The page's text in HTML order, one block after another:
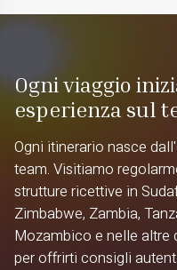
Ogni viaggio
esperienza sul
Ogni itinerario nasce
team. Visitiamo
strutture ricettive in
Zimbabwe, Zambia,
Mozambico e nelle altre
per offrirti consigli